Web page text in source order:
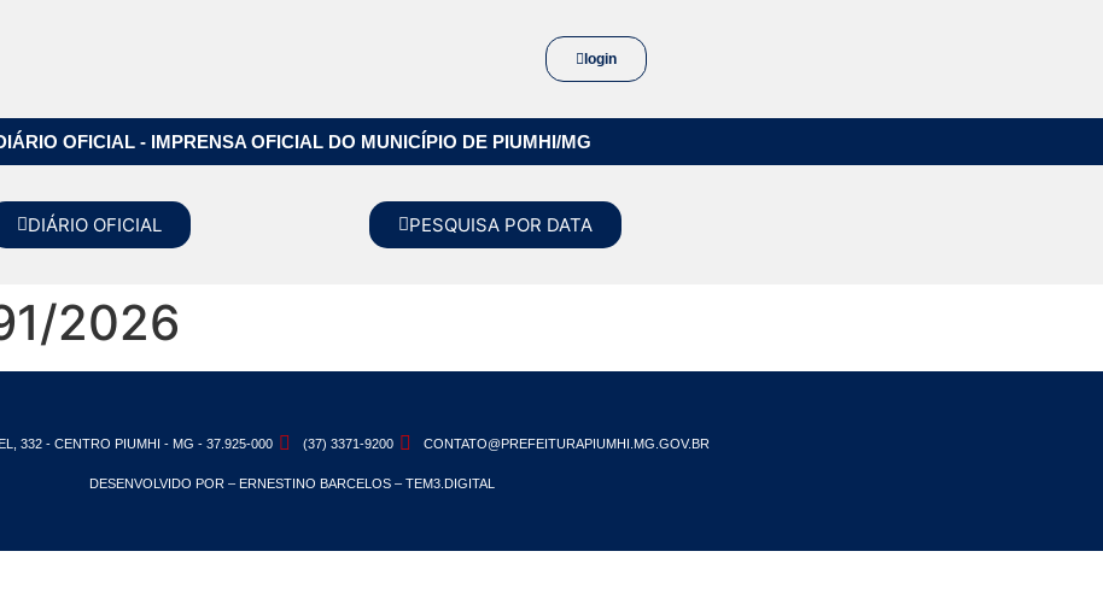
login
OFICIAL - IMPRENSA OFICIAL DO MUNICÍPIO DE PIUMHI/MG
DIÁRIO OFICIAL PESQUISA POR DATA
2026
332 - CENTRO PIUMHI - MG - 37.925-000 (37) 3371-9200 CONTATO@PREFEITURAPIUMHI.MG.GOV.BR
DESENVOLVIDO POR – ERNESTINO BARCELOS – TEM3.DIGITAL